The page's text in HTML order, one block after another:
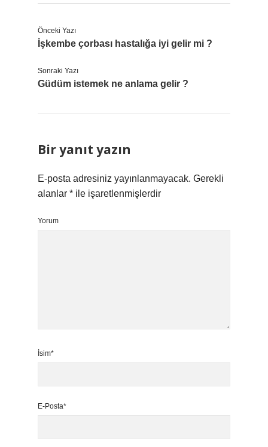
Önceki Yazı
İşkembe çorbası hastalığa iyi gelir mi ?
Sonraki Yazı
Güdüm istemek ne anlama gelir ?
Bir yanıt yazın
E-posta adresiniz yayınlanmayacak. Gerekli
alanlar * ile işaretlenmişlerdir
Yorum
İsim*
E-Posta*